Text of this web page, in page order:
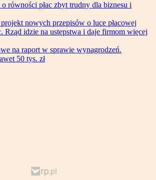
równości płac zbyt trudny dla biznesu i
nowych przepisów o luce płacowej
Rząd idzie na ustępstwa i daje firmom więcej
na raport w sprawie wynagrodzeń.
50 tys. zł